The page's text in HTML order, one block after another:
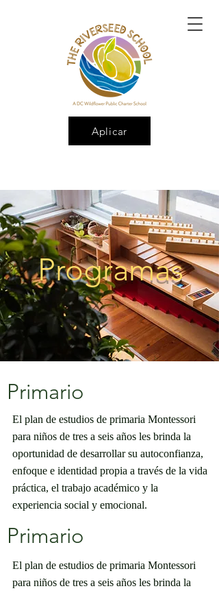
Aplicar
Programas
Primario
El plan de estudios de primaria Montessori
para niños de tres a seis años les brinda la
oportunidad de desarrollar su autoconfianza,
enfoque e identidad propia a través de la vida
práctica, el trabajo académico y la
experiencia social y emocional.
Primario
El plan de estudios de primaria Montessori
para niños de tres a seis años les brinda la